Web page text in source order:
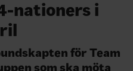
nationers i
för Team
som ska möta